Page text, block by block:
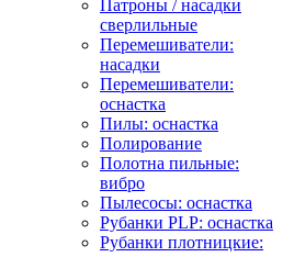
Патроны / насадки
сверлильные
Перемешиватели:
насадки
Перемешиватели:
оснастка
Пилы: оснастка
Полирование
Полотна пильные:
вибро
Пылесосы: оснастка
Рубанки PLP: оснастка
Рубанки плотницкие: